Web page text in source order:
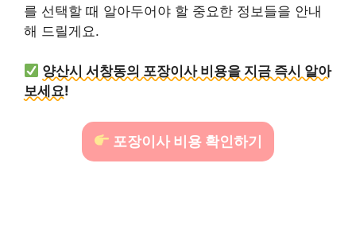
를 선택할 때 알아두어야 할 중요한 정보들을 안내
해 드릴게요.
양산시 서창동의 포장이사 비용을 지금 즉시 알아
보세요!
포장이사 비용 확인하기